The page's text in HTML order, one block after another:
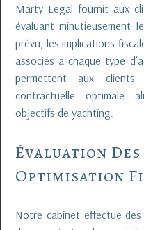
Marty Legal fournit aux
évaluant minutieusement
prévu, les implications
associés à chaque type
permettent aux
contractuelle optimale
objectifs de yachting.
Évaluation Des
Optimisation
Notre cabinet effectue des